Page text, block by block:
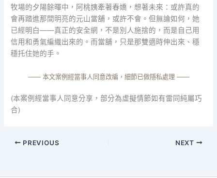
牧場的夕陽餘暉中，阿桃姨牽著春嬌，想著未來：或許真的
會再踏進那間明亮的元山當舖，或許不會。但無論如何，她
已經明白——真正的安全網，不是別人施捨的，而是自己用
信用和勇氣編織出來的。而當舖，只是那雙適時伸出來、穩
穩托住她的手。
—— 本文案例經當事人同意改編，細節已做隱私處理 ——
(本案例經當事人同意分享，部分為虛擬情節如有雷同純屬巧
合)
PREVIOUS NEXT